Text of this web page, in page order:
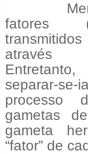
fatores
através
separar-
processo
gametas
gameta
“fator” de